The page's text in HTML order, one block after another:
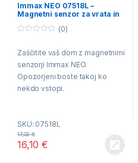
Immax NEO 07518L –
Magnetni senzor za vrata in
u
o
f
5
(0)
Zaščitite vaš dom z magnetnimi
senzorji Immax NEO.
Opozorjeni boste takoj ko
nekdo vstopi.
SKU: 07518L
16,10€
17,02€